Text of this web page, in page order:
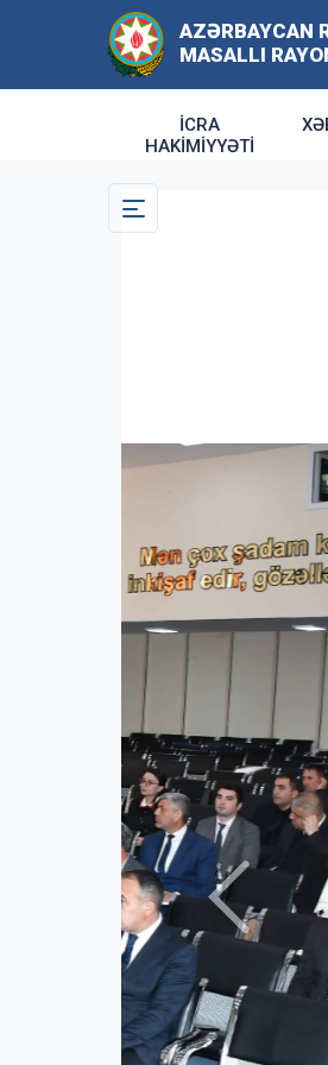
AZƏRBAYCAN
MASALLI
İCRA
HAKIMIYYƏTI
Previous